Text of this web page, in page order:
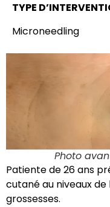
TYPE
Microneedling
Photo
Patiente de 26 ans
cutané au niveaux de
grossesses.